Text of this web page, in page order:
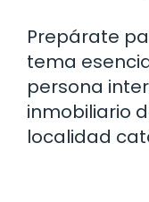
Prepárate
tema
persona
inmobiliario
localidad